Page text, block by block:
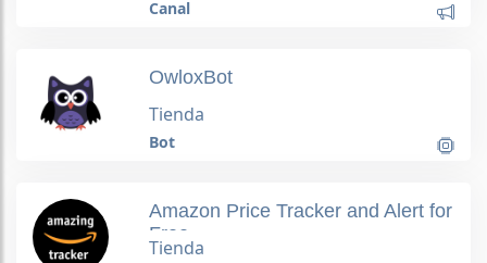
Canal
OwloxBot
Tienda
Bot
Amazon Price Tracker and Alert for
Free
Tienda